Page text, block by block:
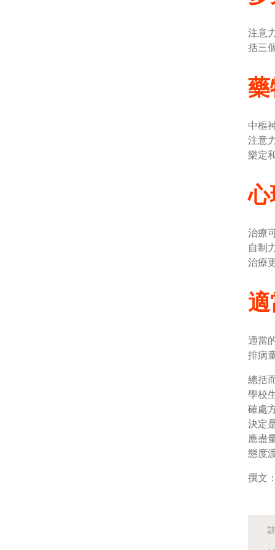
注意
括三
中樞
注意
樂定
治療
自制
治療
適當
排病
總括
學校
確處
決定
應盡
態度
撰文